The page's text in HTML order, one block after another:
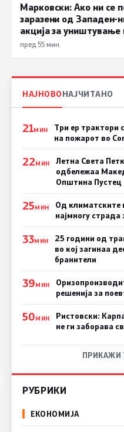
Марковски: Ако ни се
заразени од Западен-
акција за
пред 55 мин.
НАЈНОВОНАЈЧИТАНО
21МИН
Три ер трактори
на пожарот во
22МИН
Летна Света
одбележаа
Општина Пустец
25МИН
Од климатските
најмногу страда
33МИН
25 години од
во кој загинаа
бранители
39МИН
решенија за
50МИН
Ристовски:
не ги заборава
ПРИКАЖИ
РУБРИКИ
ЕКОНОМИЈА